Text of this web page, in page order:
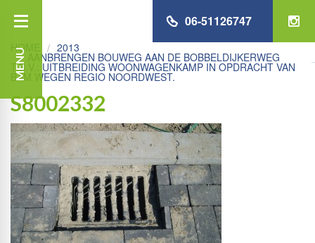
MENU
06-51126747
HOME 2013
AANBRENGEN BOUWEG AAN DE BOBBELDIJKERWEG
T.B.V.: UITBREIDING WOONWAGENKAMP IN OPDRACHT VAN
BAM WEGEN REGIO NOORDWEST.
S8002332